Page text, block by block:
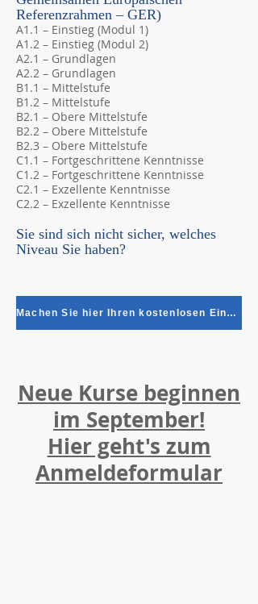
Referenzrahmen – GER)
A1.1 – Einstieg (Modul 1)
A1.2 – Einstieg (Modul 2)
A2.1 – Grundlagen
A2.2 – Grundlagen
B1.1 – Mittelstufe
B1.2 – Mittelstufe
B2.1 – Obere Mittelstufe
B2.2 – Obere Mittelstufe
B2.3 – Obere Mittelstufe
C1.1 – Fortgeschrittene Kenntnisse
C1.2 – Fortgeschrittene Kenntnisse
C2.1 – Exzellente Kenntnisse
C2.2 – Exzellente Kenntnisse
Sie sind sich nicht sicher, welches
Niveau Sie haben?
Machen Sie hier Ihren kostenlosen Einstufungstest
Neue Kurse beginnen
im September!
Hier geht's zum
Anmeldeformular